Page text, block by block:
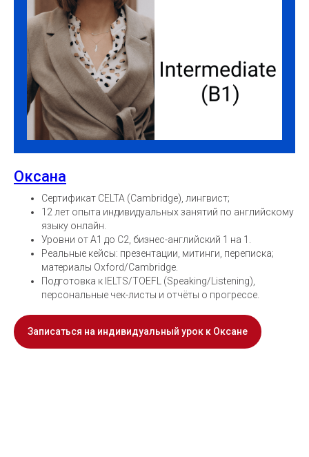
Оксана
Сертификат CELTA (Cambridge), лингвист;
12 лет опыта индивидуальных занятий по английскому
языку онлайн.
Уровни от A1 до C2, бизнес-английский 1 на 1.
Реальные кейсы: презентации, митинги, переписка;
материалы Oxford/Cambridge.
Подготовка к IELTS/TOEFL (Speaking/Listening),
персональные чек-листы и отчёты о прогрессе.
Записаться на индивидуальный урок к Оксане